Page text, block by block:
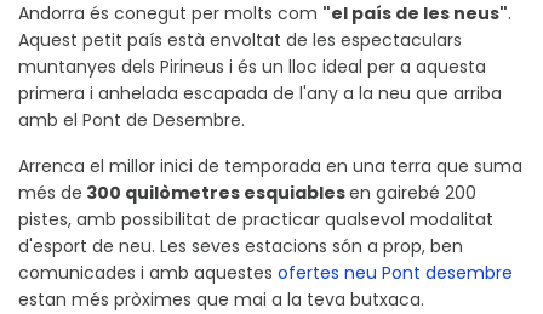
Andorra és conegut per molts com "el país de les neus".
Aquest petit país està envoltat de les espectaculars
muntanyes dels Pirineus i és un lloc ideal per a aquesta
primera i anhelada escapada de l'any a la neu que arriba
amb el Pont de Desembre.
Arrenca el millor inici de temporada en una terra que suma
més de 300 quilòmetres esquiablesen gairebé 200
pistes, amb possibilitat de practicar qualsevol modalitat
d'esport de neu. Les seves estacions són a prop, ben
comunicades i amb aquestes ofertes neu Pont desembre
estan més pròximes que mai a la teva butxaca.